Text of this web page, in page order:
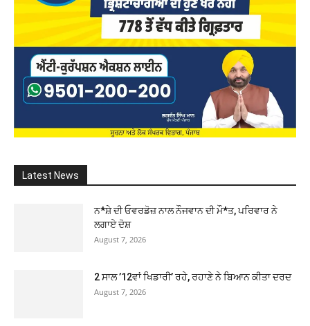
Latest News
ਨ*ਸ਼ੇ ਦੀ ਓਵਰਡੋਜ਼ ਨਾਲ ਨੌਜਵਾਨ ਦੀ ਮੌ*ਤ, ਪਰਿਵਾਰ ਨੇ
ਲਗਾਏ ਦੋਸ਼
August 7, 2026
2 ਸਾਲ ’12ਵਾਂ ਖਿਡਾਰੀ’ ਰਹੇ, ਰਹਾਣੇ ਨੇ ਬਿਆਨ ਕੀਤਾ ਦਰਦ
August 7, 2026